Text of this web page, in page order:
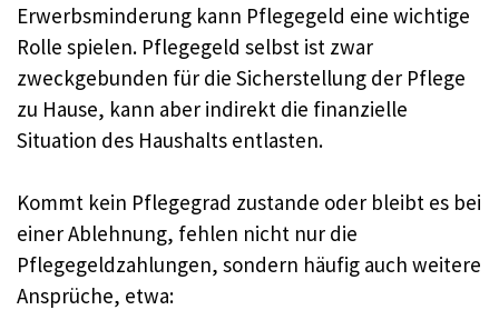
Erwerbsminderung kann Pflegegeld eine wichtige
Rolle spielen. Pflegegeld selbst ist zwar
zweckgebunden für die Sicherstellung der Pflege
zu Hause, kann aber indirekt die finanzielle
Situation des Haushalts entlasten.
Kommt kein Pflegegrad zustande oder bleibt es bei
einer Ablehnung, fehlen nicht nur die
Pflegegeldzahlungen, sondern häufig auch weitere
Ansprüche, etwa: